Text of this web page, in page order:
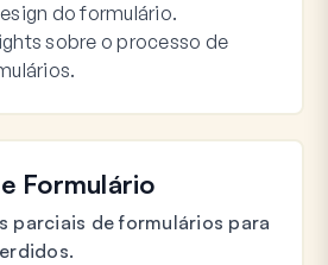
do formulário.
sobre o processo de
Formulário
parciais de formulários para